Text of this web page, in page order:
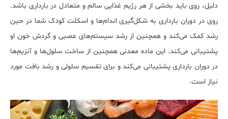
دلیل، روی باید بخشی از هر رژیم غذایی سالم و متعادل در بارداری باشد.
روی در دوران بارداری به شکل‌گیری اندام‌ها و اسکلت کودک شما در حین
رشد کمک می‌کند و همچنین از رشد سیستم‌های عصبی و گردش خون او
پشتیبانی می‌کند. این ماده معدنی همچنین از ساخت سلول‌ها و آنزیم‌ها
در دوران بارداری پشتیبانی می‌کند و برای تقسیم سلولی و رشد بافت مورد
نیاز است.